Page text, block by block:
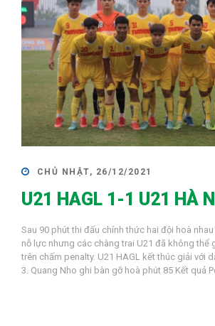
CHỦ NHẬT, 26/12/2021
U21 HAGL 1-1 U21 HÀ
Sau 90 phút thi đấu chính thức hai đội hoà
nỗ lực nhưng các chàng trai U21 đã không thể
trên chấm penalty. U21 HAGL kết thúc giải với
3. Quang Nho ghi bàn gỡ hoà phút 85 Kết quả